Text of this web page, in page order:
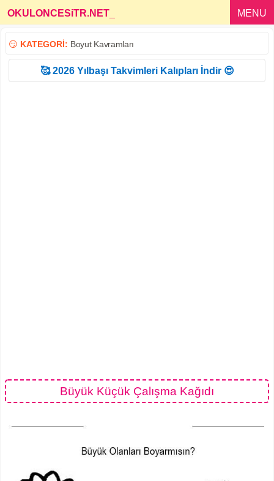
OKULONCESiTR.NET MENU
😏 KATEGORİ: Boyut Kavramları
🥰 2026 Yılbaşı Takvimleri Kalıpları İndir 😍
Büyük Küçük Çalışma Kağıdı